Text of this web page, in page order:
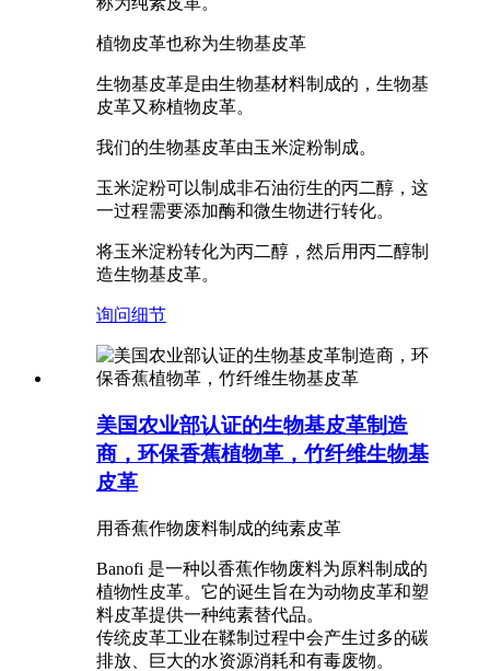
植物皮革也称为生物基皮革
生物基皮革是由生物基材料制成的，生物基
皮革又称植物皮革。
我们的生物基皮革由玉米淀粉制成。
玉米淀粉可以制成非石油衍生的丙二醇，这
一过程需要添加酶和微生物进行转化。
将玉米淀粉转化为丙二醇，然后用丙二醇制
造生物基皮革。
询问细节
美国农业部认证的生物基皮革制造
商，环保香蕉植物革，竹纤维生物基
皮革
用香蕉作物废料制成的纯素皮革
Banofi 是一种以香蕉作物废料为原料制成的
植物性皮革。它的诞生旨在为动物皮革和塑
料皮革提供一种纯素替代品。
传统皮革工业在鞣制过程中会产生过多的碳
排放、巨大的水资源消耗和有毒废物。